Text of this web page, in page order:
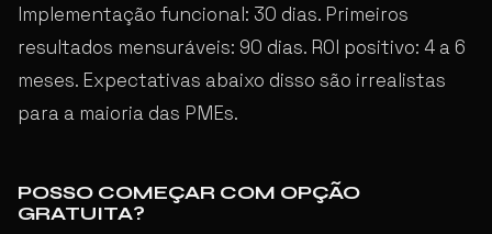
Implementação funcional: 30 dias. Primeiros
resultados mensuráveis: 90 dias. ROI positivo: 4 a 6
meses. Expectativas abaixo disso são irrealistas
para a maioria das PMEs.
POSSO COMEÇAR COM OPÇÃO
GRATUITA?